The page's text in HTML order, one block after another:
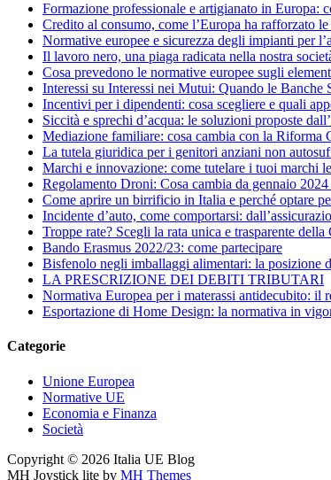
Formazione professionale e artigianato in Europa:
Credito al consumo, come l’Europa ha rafforzato
Normative europee e sicurezza degli impianti per
Il lavoro nero, una piaga radicata nella nostra
Cosa prevedono le normative europee sugli
Interessi su Interessi nei Mutui: Quando le
Incentivi per i dipendenti: cosa scegliere e quali
Siccità e sprechi d’acqua: le soluzioni proposte
Mediazione familiare: cosa cambia con la Riforma
La tutela giuridica per i genitori anziani non
Marchi e innovazione: come tutelare i tuoi marchi
Regolamento Droni: Cosa cambia da gennaio
Come aprire un birrificio in Italia e perché optare
Incidente d’auto, come comportarsi:
Troppe rate? Scegli la rata unica e trasparente
Bando Erasmus 2022/23: come partecipare
Bisfenolo negli imballaggi alimentari: la posizione
LA PRESCRIZIONE DEI DEBITI TRIBUTARI
Normativa Europea per i materassi antidecubito: il
Esportazione di Home Design: la normativa in
Categorie
Unione Europea
Normative UE
Economia e Finanza
Società
Copyright © 2026 Italia UE Blog
MH Joystick lite by MH Themes